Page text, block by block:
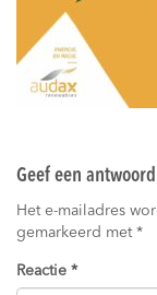
Geef een antwoord
Het e-mailadres
gemarkeerd met *
Reactie *